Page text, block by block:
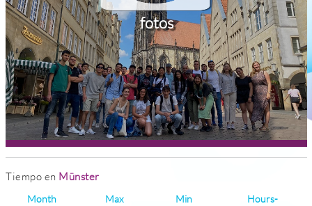
fotos
Tiempo en Münster
Month
Max
Min
Hours-